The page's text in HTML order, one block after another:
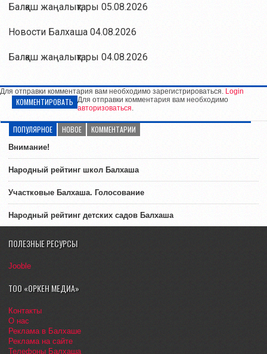
Балқаш жаңалықтары 05.08.2026
Новости Балхаша 04.08.2026
Балқаш жаңалықтары 04.08.2026
Для отправки комментария вам необходимо зарегистрироваться. Login
КОММЕНТИРОВАТЬ Для отправки комментария вам необходимо
авторизоваться.
ПОПУЛЯРНОЕ НОВОЕ КОММЕНТАРИИ
Внимание!
Народный рейтинг школ Балхаша
Участковые Балхаша. Голосование
Народный рейтинг детских садов Балхаша
ПОЛЕЗНЫЕ РЕСУРСЫ
Jooble
ТОО «ОРКЕН МЕДИА»
Контакты
О нас
Реклама в Балхаше
Реклама на сайте
Телефоны Балхаша